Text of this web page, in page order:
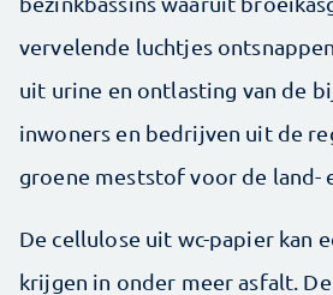
vervelende luchtjes
uit urine en ontlasting van de
inwoners en bedrijven uit de
groene meststof voor de land-
De cellulose uit wc-papier kan
krijgen in onder meer asfalt.